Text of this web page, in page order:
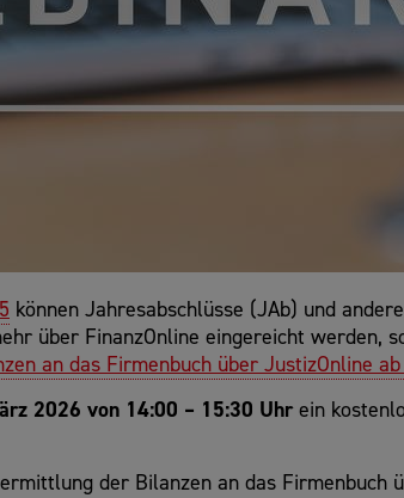
können Jahresabschlüsse (JAb) und
über FinanzOnline eingereicht werden,
an das Firmenbuch über JustizOnline ab
2026 von 14:00 – 15:30 Uhrein
der Bilanzen an das Firmenbuch